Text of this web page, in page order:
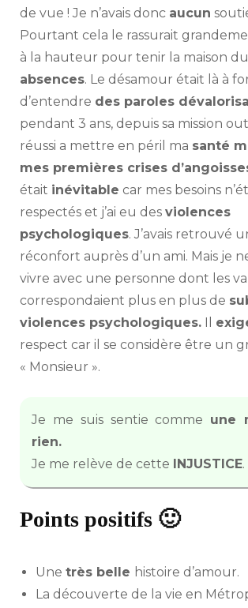
de vue ! Je n’avais donc aucun
Pourtant cela le rassurait
à la hauteur pour tenir la maison
absences. Le désamour était là à
d’entendre des paroles
pendant 3 ans, depuis sa mission
réussi a mettre en péril ma santé
mes premières crises
était inévitable car mes besoins
respectés et j’ai eu des violences
psychologiques. J’avais retrouvé
réconfort auprès d’un ami. Mais je
vivre avec une personne dont les
correspondaient plus en plus de
violences psychologiques. Il
respect car il se considère être un
« Monsieur ».
Je me suis sentie comme une
rien.
Je me relève de cette INJUSTICE.
Points positifs 🙂
Une très belle histoire d’amour.
La découverte de la vie en